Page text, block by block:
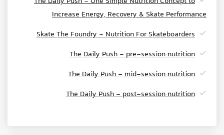
Increase Energy, Recovery & Skate Performance
Skate The Foundry - Nutrition For Skateboarders
The Daily Push - pre-session nutrition
The Daily Push - mid-session nutrition
The Daily Push - post-session nutrition